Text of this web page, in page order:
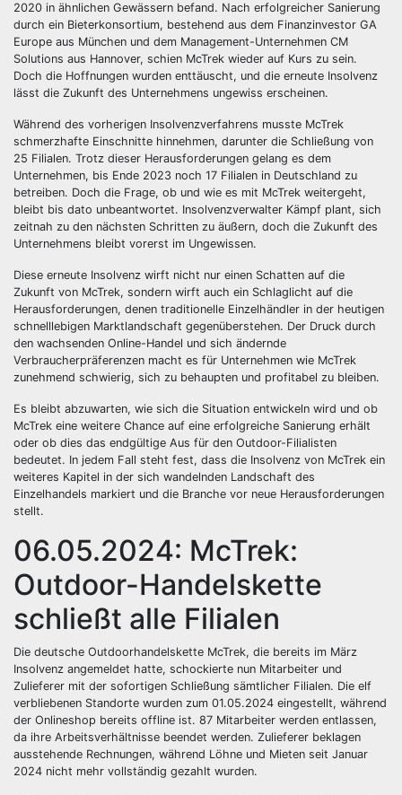
2020 in ähnlichen Gewässern befand. Nach erfolgreicher Sanierung
durch ein Bieterkonsortium, bestehend aus dem Finanzinvestor GA
Europe aus München und dem Management-Unternehmen CM
Solutions aus Hannover, schien McTrek wieder auf Kurs zu sein.
Doch die Hoffnungen wurden enttäuscht, und die erneute Insolvenz
lässt die Zukunft des Unternehmens ungewiss erscheinen.
Während des vorherigen Insolvenzverfahrens musste McTrek
schmerzhafte Einschnitte hinnehmen, darunter die Schließung von
25 Filialen. Trotz dieser Herausforderungen gelang es dem
Unternehmen, bis Ende 2023 noch 17 Filialen in Deutschland zu
betreiben. Doch die Frage, ob und wie es mit McTrek weitergeht,
bleibt bis dato unbeantwortet. Insolvenzverwalter Kämpf plant, sich
zeitnah zu den nächsten Schritten zu äußern, doch die Zukunft des
Unternehmens bleibt vorerst im Ungewissen.
Diese erneute Insolvenz wirft nicht nur einen Schatten auf die
Zukunft von McTrek, sondern wirft auch ein Schlaglicht auf die
Herausforderungen, denen traditionelle Einzelhändler in der heutigen
schnelllebigen Marktlandschaft gegenüberstehen. Der Druck durch
den wachsenden Online-Handel und sich ändernde
Verbraucherpräferenzen macht es für Unternehmen wie McTrek
zunehmend schwierig, sich zu behaupten und profitabel zu bleiben.
Es bleibt abzuwarten, wie sich die Situation entwickeln wird und ob
McTrek eine weitere Chance auf eine erfolgreiche Sanierung erhält
oder ob dies das endgültige Aus für den Outdoor-Filialisten
bedeutet. In jedem Fall steht fest, dass die Insolvenz von McTrek ein
weiteres Kapitel in der sich wandelnden Landschaft des
Einzelhandels markiert und die Branche vor neue Herausforderungen
stellt.
06.05.2024: McTrek:
Outdoor-Handelskette
schließt alle Filialen
Die deutsche Outdoorhandelskette McTrek, die bereits im März
Insolvenz angemeldet hatte, schockierte nun Mitarbeiter und
Zulieferer mit der sofortigen Schließung sämtlicher Filialen. Die elf
verbliebenen Standorte wurden zum 01.05.2024 eingestellt, während
der Onlineshop bereits offline ist. 87 Mitarbeiter werden entlassen,
da ihre Arbeitsverhältnisse beendet werden. Zulieferer beklagen
ausstehende Rechnungen, während Löhne und Mieten seit Januar
2024 nicht mehr vollständig gezahlt wurden.